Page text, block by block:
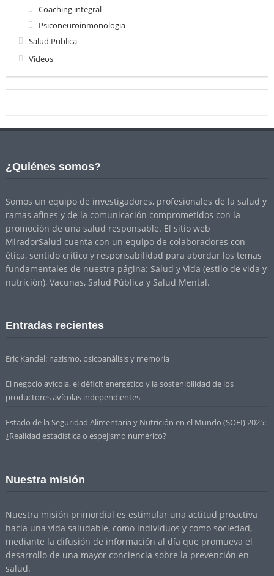
Coaching integral
Psiconeuroinmonologia
Salud Publica
Videos
¿Quiénes somos?
Somos un equipo de investigadores, profesionales de la salud y
ramas afines y de la comunicación comprometidos con la
promoción de una salud responsable. El sitio web
MiradorSalud cuenta con un equipo de colaboradores con
ética, sentido crítico y responsabilidad para abordar los temas
fundamentales de nuestra página: Salud y Vida (estilo de vida y
nutrición), Vacunas, Salud Pública y Salud Mental.
Entradas recientes
Eric Kandel: nazismo, psicoanálisis y memoria
El negocio avícola, el déficit energético y la sostenibilidad de los
productores avícolas independientes
Estado de la Seguridad Alimentaria y Nutrición en el Mundo (SOFI) 2025:
¿Realidad estadística o espejismo numérico?
Nuestra misión
Nuestra misión primordial es estimular una actitud proactiva
hacia una vida saludable, como individuos y como sociedad,
mediante la difusión de información al día que promueva el
desarrollo de una mayor conciencia sobre la prevención en
salud.